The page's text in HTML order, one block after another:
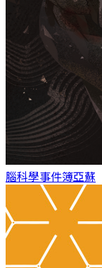
腦科學事件簿亞蘇